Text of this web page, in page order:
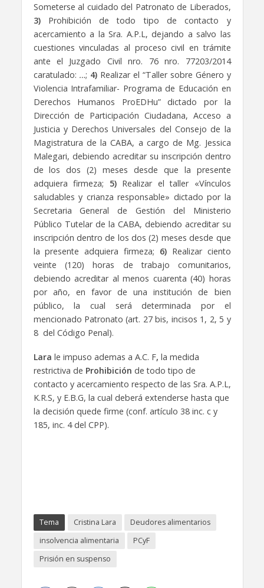
Someterse al cuidado del Patronato de Liberados,
3) Prohibición de todo tipo de contacto y
acercamiento a la Sra. A.P.L, dejando a salvo las
cuestiones vinculadas al proceso civil en trámite
ante el Juzgado Civil nro. 76 nro. 77203/2014
caratulado: …; 4) Realizar el “Taller sobre Género y
Violencia Intrafamiliar- Programa de Educación en
Derechos Humanos ProEDHu” dictado por la
Dirección de Participación Ciudadana, Acceso a
Justicia y Derechos Universales del Consejo de la
Magistratura de la CABA, a cargo de Mg. Jessica
Malegari, debiendo acreditar su inscripción dentro
de los dos (2) meses desde que la presente
adquiera firmeza; 5) Realizar el taller «Vínculos
saludables y crianza responsable» dictado por la
Secretaria General de Gestión del Ministerio
Público Tutelar de la CABA, debiendo acreditar su
inscripción dentro de los dos (2) meses desde que
la presente adquiera firmeza; 6) Realizar ciento
veinte (120) horas de trabajo comunitarios,
debiendo acreditar al menos cuarenta (40) horas
por año, en favor de una institución de bien
público, la cual será determinada por el
mencionado Patronato (art. 27 bis, incisos 1, 2, 5 y
8 del Código Penal).
Lara le impuso ademas a A.C. F, la medida
restrictiva de Prohibición de todo tipo de
contacto y acercamiento respecto de las Sra. A.P.L,
K.R.S, y E.B.G, la cual deberá extenderse hasta que
la decisión quede firme (conf. artículo 38 inc. c y
185, inc. 4 del CPP).
Tema Cristina Lara
Deudores alimentarios
insolvencia alimentaria
PCyF
Prisión en suspenso